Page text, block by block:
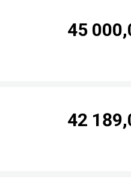
45
42